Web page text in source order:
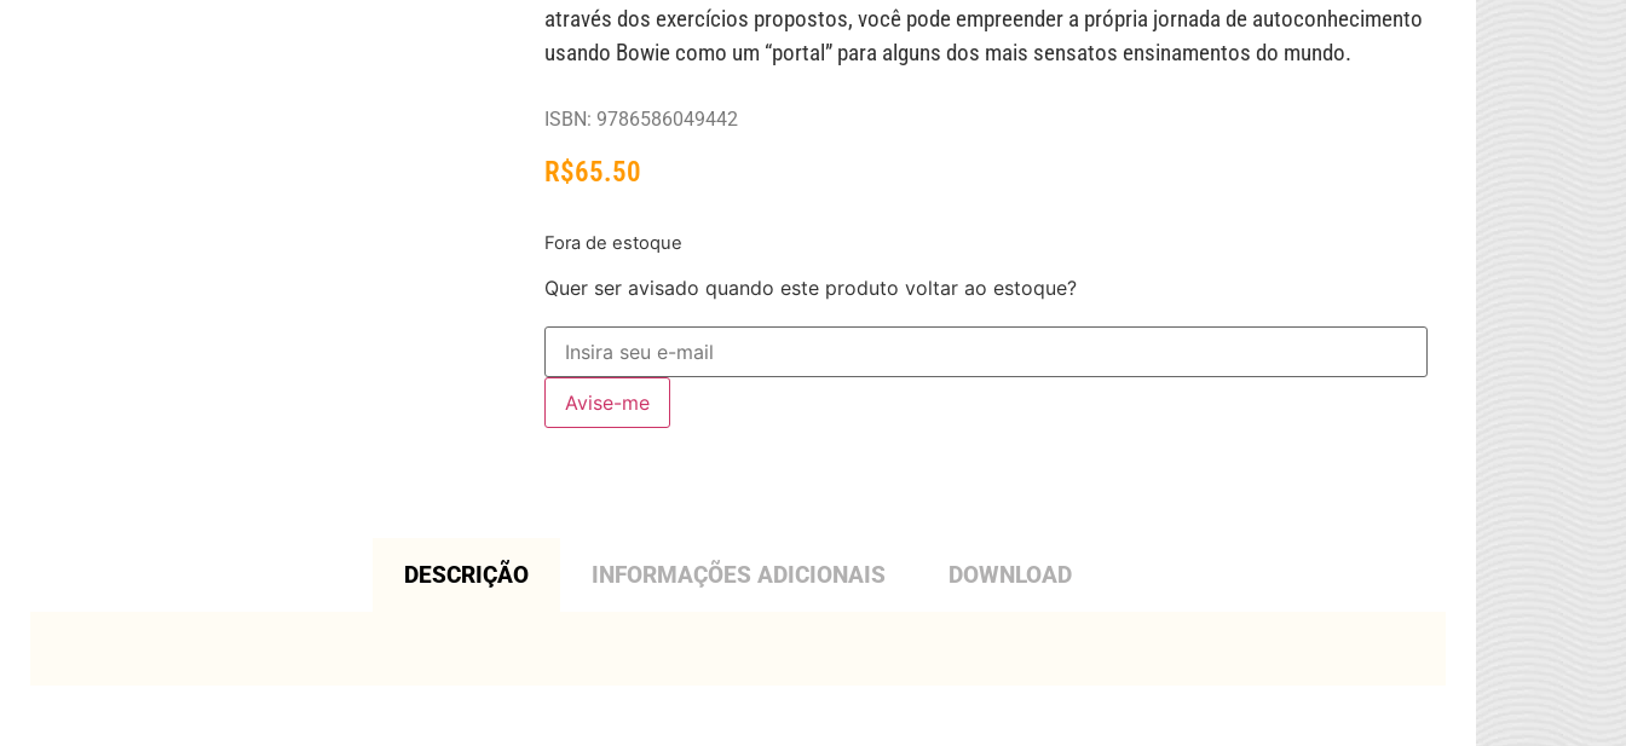
através dos exercícios propostos, você pode empreender a própria jornada de autoconhecimento
usando Bowie como um “portal” para alguns dos mais sensatos ensinamentos do mundo.
ISBN: 9786586049442
R$65.50
Fora de estoque
Quer ser avisado quando este produto voltar ao estoque?
Avise-me
DESCRIÇÃO INFORMAÇÕES ADICIONAIS DOWNLOAD